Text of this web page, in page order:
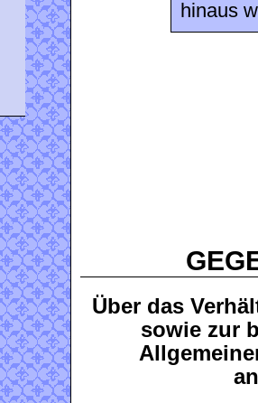
hinaus
Über das
sowie zur